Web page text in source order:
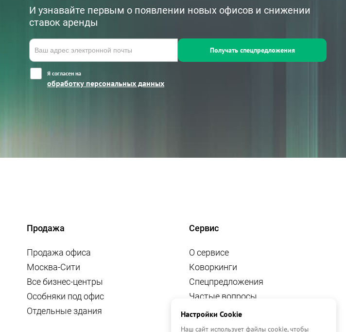
И узнавайте первым о появлении новых офисов и снижении
ставок аренды
Получать спецпредложения
Я согласен на
обработку персональных данных
Продажа
Продажа офиса
Москва-Сити
Все бизнес-центры
Особняки под офис
Отдельные здания
Сервис
О сервисе
Коворкинги
Спецпредложения
Частые вопросы
Вакансии
Новости
Настройки Cookie
Наш сайт использует файлы cookie, чтобы